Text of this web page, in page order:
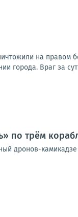
на правом
города. Враг за
по трём
дронов-